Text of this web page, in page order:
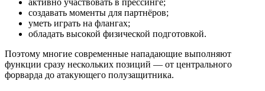
создавать моменты для партнёров;
уметь играть на флангах;
обладать высокой физической подготовкой.
Поэтому многие современные нападающие выполняют
функции сразу нескольких позиций — от центрального
форварда до атакующего полузащитника.